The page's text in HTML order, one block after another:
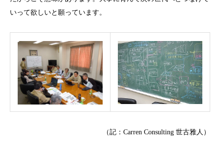
いって欲しいと願っています。
（記：Carren Consulting 世古雅人）